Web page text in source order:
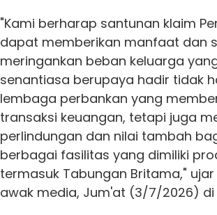
"Kami berharap santunan klaim
dapat memberikan manfaat dan
meringankan beban keluarga
senantiasa berupaya hadir tidak
lembaga perbankan yang
transaksi keuangan, tetapi juga
perlindungan dan nilai tambah
berbagai fasilitas yang dimiliki
termasuk Tabungan Britama,"
awak media, Jum'at (3/7/2026) di